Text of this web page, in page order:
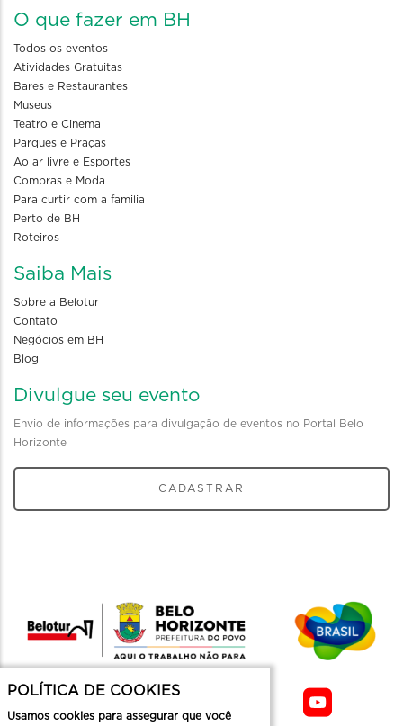
O que fazer em BH
Todos os eventos
Atividades Gratuitas
Bares e Restaurantes
Museus
Teatro e Cinema
Parques e Praças
Ao ar livre e Esportes
Compras e Moda
Para curtir com a familia
Perto de BH
Roteiros
Saiba Mais
Sobre a Belotur
Contato
Negócios em BH
Blog
Divulgue seu evento
Envio de informações para divulgação de eventos no Portal Belo
Horizonte
CADASTRAR
POLÍTICA DE COOKIES
Usamos cookies para assegurar que você